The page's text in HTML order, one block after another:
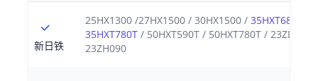
新日铁
25HX1300 /27HX1500 / 30HX1500 / 35HXT680T
35HXT780T / 50HXT590T / 50HXT780T /
23ZH090